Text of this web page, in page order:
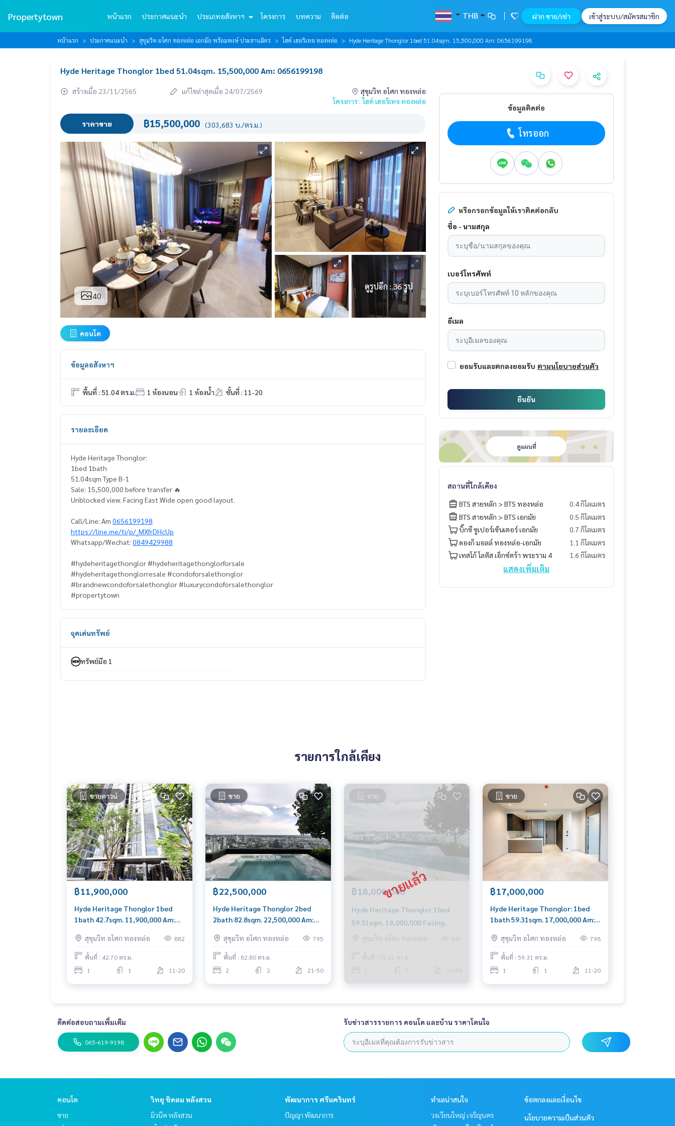
Propertytown หน้าแรก ประกาศแนะนำ ประเภทอสังหาฯ โครงการ บทความ ติดต่อ THB ฝาก ขาย/เช่า เข้าสู่ระบบ/สมัครสมาชิก
หน้าแรก ประกาศแนะนำ สุขุมวิท อโศก ทองหล่อ เอกมัย พร้อมพงษ์ ประสานมิตร ไฮด์ เฮอริเทจ ทองหล่อ Hyde Heritage Thonglor 1bed 51.04sqm. 15,500,000 Am: 0656199198
Hyde Heritage Thonglor 1bed 51.04sqm. 15,500,000 Am: 0656199198
สร้างเมื่อ 23/11/2565 แก้ไขล่าสุดเมื่อ 24/07/2569
สุขุมวิท อโศก ทองหล่อ
โครงการ : ไฮด์ เฮอริเทจ ทองหล่อ
ราคาขาย ฿15,500,000 (303,683 บ./ตร.ม.)
40
ดูรูปอีก : 36 รูป
คอนโด
ข้อมูลอสังหาฯ
พื้นที่ : 51.04 ตร.ม. 1 ห้องนอน 1 ห้องน้ำ ชั้นที่ : 11-20
รายละเอียด
Hyde Heritage Thonglor:
1bed 1bath
51.04sqm Type B-1
Sale: 15,500,000 before transfer 🔥
Unblocked view. Facing East Wide open good layout.
Call/Line: Am 0656199198
https://line.me/ti/p/_MXfrDHcUp
Whatsapp/Wechat: 0849429988
#hydeheritagethonglor #hydeheritagethonglorforsale
#hydeheritagethonglorresale #condoforsalethonglor
#brandnewcondoforsalethonglor #luxurycondoforsalethonglor
#propertytown
จุดเด่นทรัพย์
ทรัพย์มือ 1
ข้อมูลติดต่อ
โทรออก
หรือกรอกข้อมูลให้เราติดต่อกลับ
ชื่อ - นามสกุล
เบอร์โทรศัพท์
อีเมล
ยอมรับและตกลงยอมรับ ตามนโยบายส่วนตัว
ยืนยัน
ดูแผนที่
สถานที่ใกล้เคียง
BTS สายหลัก > BTS ทองหล่อ
0.4 กิโลเมตร
BTS สายหลัก > BTS เอกมัย
0.5 กิโลเมตร
บิ๊กซี ซูเปอร์เซ็นเตอร์ เอกมัย
0.7 กิโลเมตร
ดองกิ มอลล์ ทองหล่อ-เอกมัย
1.1 กิโลเมตร
เทสโก้ โลตัส เอ็กซ์ตร้า พระราม 4
1.6 กิโลเมตร
แสดงเพิ่มเติม
รายการใกล้เคียง
ขายดาวน์
฿11,900,000
Hyde Heritage Thonglor 1bed
1bath 42.7sqm. 11,900,000 Am:
สุขุมวิท อโศก ทองหล่อ
882
พื้นที่ : 42.70 ตร.ม.
1
1 11-20
ขาย
฿22,500,000
Hyde Heritage Thonglor 2bed
2bath 82.8sqm. 22,500,000 Am:
สุขุมวิท อโศก ทองหล่อ
795
พื้นที่ : 82.80 ตร.ม.
2
2 21-50
ขาย
฿18,000,000
Hyde Heritage Thonglor 1bed
59.31sqm. 18,000,000 Facing
South River view!!! Am:
สุขุมวิท อโศก ทองหล่อ 847
พื้นที่ : 59.31 ตร.ม.
21-50
ขาย
฿17,000,000
Hyde Heritage Thonglor: 1bed
1bath 59.31sqm. 17,000,000 Am:
สุขุมวิท อโศก ทองหล่อ
798
พื้นที่ : 59.31 ตร.ม.
1
1 11-20
ติดต่อสอบถามเพิ่มเติม
065-619-9198
รับข่าวสารรายการ คอนโด และบ้าน ราคาโดนใจ
คอนโด
ขาย
วิทยุ ชิดลม หลังสวน
มิวนีค หลังสวน
พัฒนาการ ศรีนครินทร์
ปัญญา พัฒนาการ
ทำเลน่าสนใจ
วงเวียนใหญ่ เจริญนคร
ข้อตกลงและเงื่อนไข
นโยบายความเป็นส่วนตัว